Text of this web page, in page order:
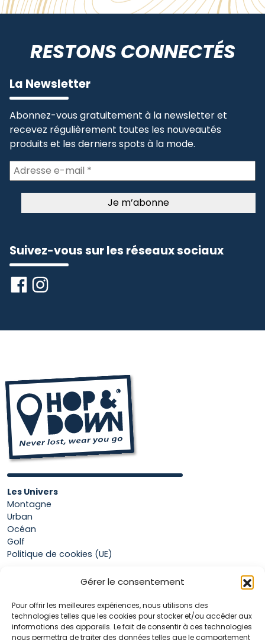
Gérer le consentement
Pour offrir les meilleures expériences, nous utilisons des
technologies telles que les cookies pour stocker et/ou accéder aux
informations des appareils. Le fait de consentir à ces technologies
nous permettra de traiter des données telles que le comportement
RESTONS CONNECTÉS
La Newsletter
Abonnez-vous gratuitement à la newsletter et
recevez régulièrement toutes les nouveautés
produits et les derniers spots à la mode.
Suivez-vous sur les réseaux sociaux
Les Univers
Montagne
Urban
Océan
Golf
Politique de cookies (UE)
Mon compte
Panier
Conditions générales de vente